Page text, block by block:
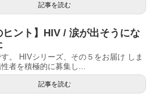
記事を読む
ヒント】HIV / 涙が出そうにな
。 HIVシリーズ、その５をお届け しま
者を積極的に募集し...
記事を読む